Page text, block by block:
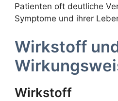
Patienten oft deutliche
Symptome und ihrer
Wirkstoff
Wirkstoff